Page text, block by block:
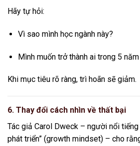
Hãy tự hỏi:
Vì sao mình học ngành này?
Mình muốn trở thành ai trong 5
Khi mục tiêu rõ ràng, trì hoãn sẽ giảm.
6. Thay đổi cách nhìn về thất bại
Tác giả Carol Dweck – người nổi
phát triển” (growth mindset) – cho